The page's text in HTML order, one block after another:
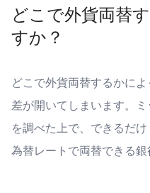
どこで外貨両替
すか？
どこで外貨両替するかに
差が開いてしまいます。ミ
を調べた上で、できるだ
為替レートで両替できる銀